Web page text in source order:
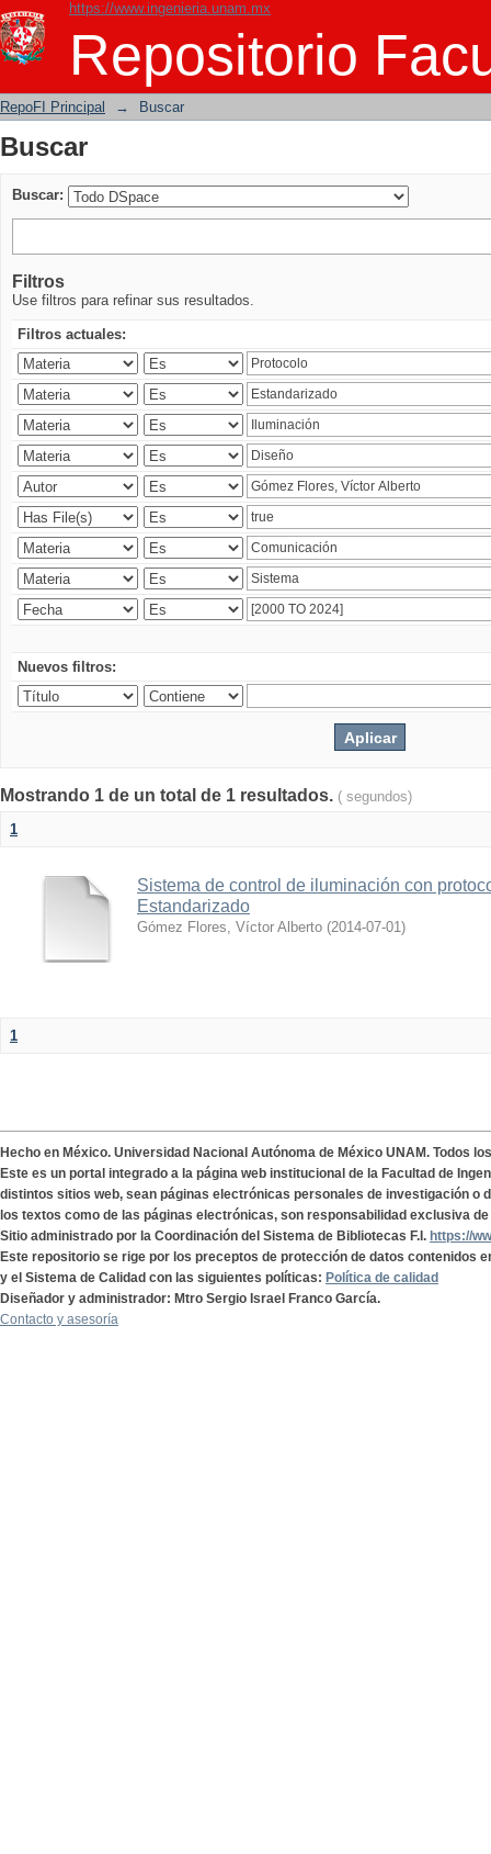
https://www.ingenieria.unam.mx
Repositorio
Buscar
RepoFI Principal → Buscar
Buscar
Buscar:
Filtros
Use filtros para refinar sus resultados.
Filtros actuales:
Nuevos filtros:
Mostrando 1 de un total de 1 resultados. ( segundos)
1
Sistema de control de iluminación con
Estandarizado
Gómez Flores, Víctor Alberto (2014-07-01)
1
Hecho en México. Universidad Nacional Autónoma de México UNAM. Todos
Este es un portal integrado a la página web institucional de la Facultad de
distintos sitios web, sean páginas electrónicas personales de investigación o
los textos como de las páginas electrónicas, son responsabilidad exclusiva
Sitio administrado por la Coordinación del Sistema de Bibliotecas F.I. https://
Este repositorio se rige por los preceptos de protección de datos contenidos
y el Sistema de Calidad con las siguientes políticas: Política de calidad
Diseñador y administrador: Mtro Sergio Israel Franco García.
Contacto y asesoría